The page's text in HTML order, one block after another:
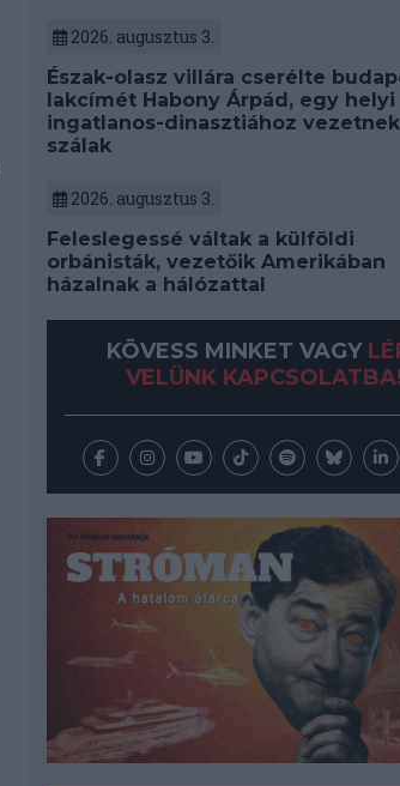
2026. augusztus 3.
Észak-olasz villára cserélte
lakcímét Habony Árpád, egy helyi
ingatlanos-dinasztiához
szálak
2026. augusztus 3.
Feleslegessé váltak a külföldi
orbánisták, vezetőik Amerikában
házalnak a hálózattal
KÖVESS MINKET VAGY
VELÜNK KAPCSOLATBA!